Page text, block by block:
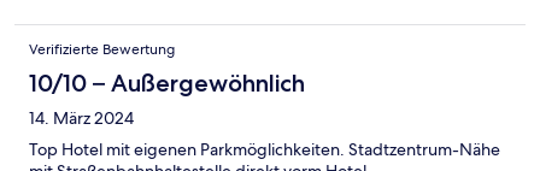
Verifizierte Bewertung
10/10 – Außergewöhnlich
14. März 2024
Top Hotel mit eigenen Parkmöglichkeiten. Stadtzentrum-Nähe